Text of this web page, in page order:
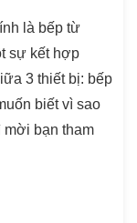
là bếp từ
sự kết hợp
3 thiết bị: bếp
biết vì sao
bạn tham